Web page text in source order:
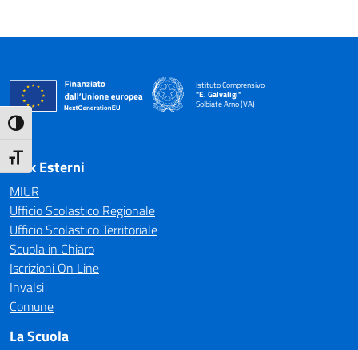
Attiva/disattiva alto contrasto
Attiva/disattiva dimensione testo
Istituto Comprensivo
"E. Galvaligi"
Solbiate Arno (VA)
— Visita la pagina iniziale della scuola
Link Esterni
MIUR
Ufficio Scolastico Regionale
Ufficio Scolastico Territoriale
Scuola in Chiaro
Iscrizioni On Line
Invalsi
Comune
La Scuola